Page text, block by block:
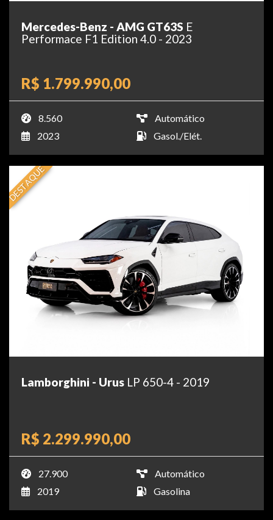
Mercedes-Benz - AMG GT63S E
Performace F1 Edition 4.0 - 2023
R$ 1.799.990,00
8.560
Automático
2023
Gasol./Elét.
DESTAQUE
Lamborghini - Urus LP 650-4 - 2019
R$ 2.299.990,00
27.900
Automático
2019
Gasolina